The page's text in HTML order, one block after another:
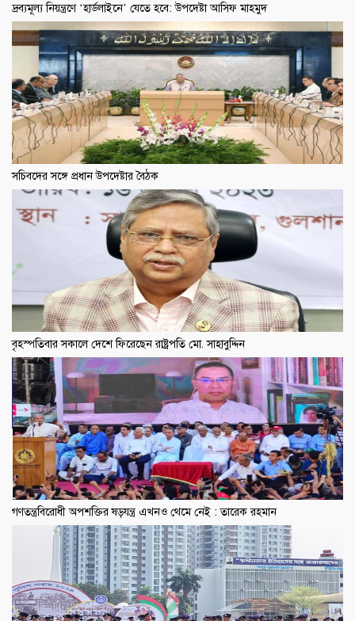
দ্রব্যমূল্য নিয়ন্ত্রণে ‘হার্ডলাইনে’ যেতে হবে: উপদেষ্টা আসিফ মাহমুদ
সচিবদের সঙ্গে প্রধান উপদেষ্টার বৈঠক
বৃহস্পতিবার সকালে দেশে ফিরেছেন রাষ্ট্রপতি মো. সাহাবুদ্দিন
গণতন্ত্রবিরোধী অপশক্তির ষড়যন্ত্র এখনও থেমে নেই : তারেক রহমান